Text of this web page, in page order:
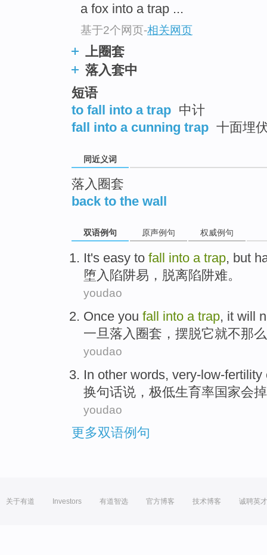
a fox into a trap ...
基于2个网页-相关网页
上圈套
落入套中
短语
to fall into a trap 中计
fall into a cunning trap 十面埋
同近义词
落入圈套
back to the wall
双语例句 原声例句 权威例句
It's easy to fall into a trap, but
堕入 陷阱易 ，脱离陷阱难。
youdao
Once you fall into a trap, it will
一旦 落入 圈套 ，摆脱它就不那么
youdao
In other words, very-low-fertility
换句话说，极低生育率国家会
youdao
更多双语例句
关于有道 Investors 有道智选 官方博客 技术博客 诚聘英才